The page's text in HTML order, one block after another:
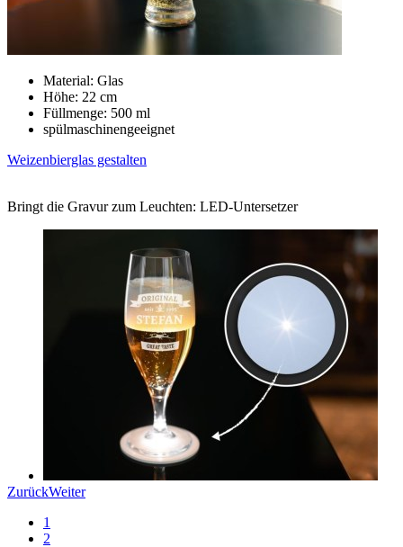
Material: Glas
Höhe: 22 cm
Füllmenge: 500 ml
spülmaschinengeeignet
Weizenbierglas gestalten
Bringt die Gravur zum Leuchten: LED-Untersetzer
ZurückWeiter
1
2